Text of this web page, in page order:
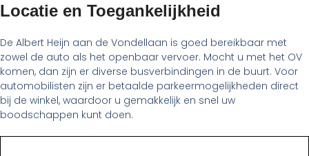
Locatie en Toegankelijkheid
De Albert Heijn aan de Vondellaan is goed bereikbaar met
zowel de auto als het openbaar vervoer. Mocht u met het OV
komen, dan zijn er diverse busverbindingen in de buurt. Voor
automobilisten zijn er betaalde parkeermogelijkheden direct
bij de winkel, waardoor u gemakkelijk en snel uw
boodschappen kunt doen.